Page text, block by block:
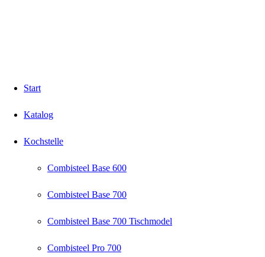
Start
Katalog
Kochstelle
Combisteel Base 600
Combisteel Base 700
Combisteel Base 700 Tischmodel
Combisteel Pro 700